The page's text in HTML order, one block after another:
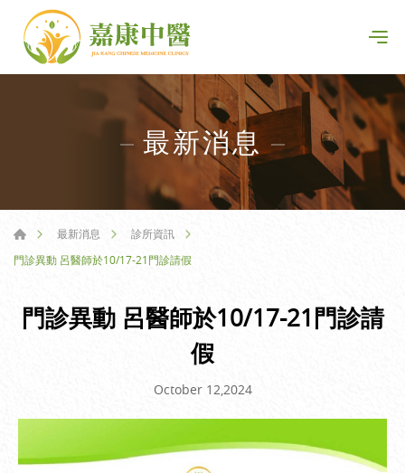
最新消息
最新消息
診所資訊
門診異動 呂醫師於10/17-21門診請假
門診異動 呂醫師於10/17-21門診請
假
October 12,2024